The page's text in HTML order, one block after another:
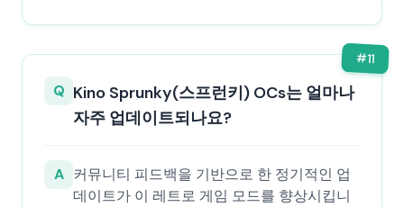
#11
Q Kino Sprunky(스프런키) OCs는 얼마나
자주 업데이트되나요?
A 커뮤니티 피드백을 기반으로 한 정기적인 업
데이트가 이 레트로 게임 모드를 향상시킵니